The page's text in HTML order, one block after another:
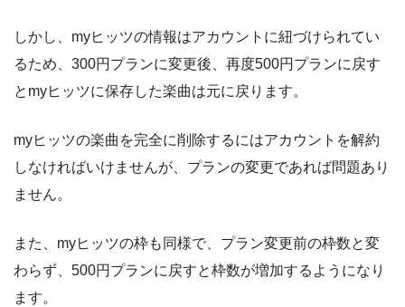
しかし、myヒッツの情報はアカウントに紐づけられてい
るため、300円プランに変更後、再度500円プランに戻す
とmyヒッツに保存した楽曲は元に戻ります。
myヒッツの楽曲を完全に削除するにはアカウントを解約
しなければいけませんが、プランの変更であれば問題あり
ません。
また、myヒッツの枠も同様で、プラン変更前の枠数と変
わらず、500円プランに戻すと枠数が増加するようになり
ます。